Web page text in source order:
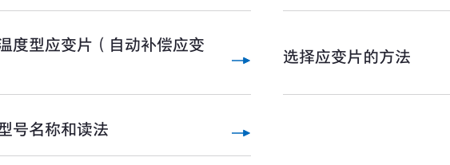
度型应变片（自动补偿应变
选择应变片的方法
号名称和读法